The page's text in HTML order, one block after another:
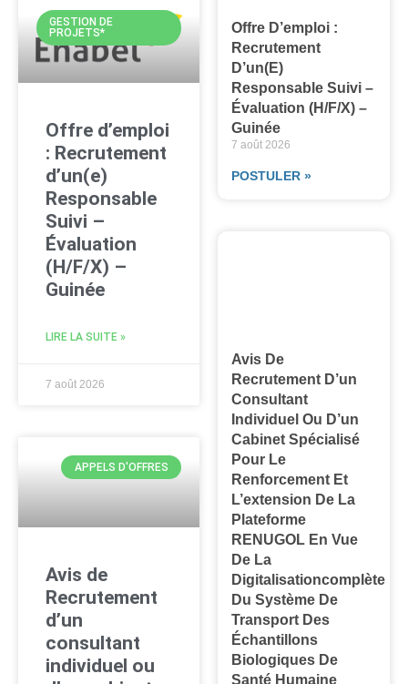
GESTION DE
PROJETS*
Offre d’emploi
: Recrutement
d’un(e)
Responsable
Suivi –
Évaluation
(H/F/X) –
Guinée
LIRE LA SUITE »
7 août 2026
APPELS D'OFFRES
Avis de
Recrutement
d’un
consultant
individuel ou
Offre D’emploi :
Recrutement
D’un(e)
Responsable Suivi –
Évaluation (H/F/X) –
Guinée
7 août 2026
POSTULER »
Avis De
Recrutement D’un
Consultant
Individuel Ou D’un
Cabinet Spécialisé
Pour Le
Renforcement Et
L’extension De La
Plateforme
RENUGOL En Vue
De La
Digitalisationcomplète
Du Système De
Transport Des
Échantillons
Biologiques De
Santé Humaine